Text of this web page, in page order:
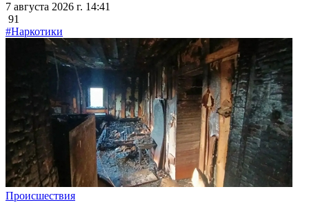
7 августа 2026 г. 14:41
91
#Наркотики
Происшествия